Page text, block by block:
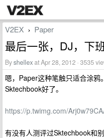
V2EX › Paper
最后一张，DJ，下
Byshellexat Apr 28, 2012 · 3535
嗯，Paper这种笔触只适合涂
Sktechbook好了。
https://p.twimg.com/
有没有人测评过Sktechbook和